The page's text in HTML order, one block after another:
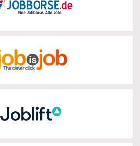
zur Partnerseite
JobIsJob
zur Partnerseite
Joblift
zur Partnerseite